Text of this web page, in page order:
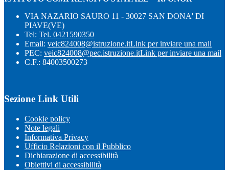
VIA NAZARIO SAURO 11 - 30027 SAN DONA' DI
PIAVE(VE)
Tel: Tel. 0421590350
Email: veic824008@istruzione.itLink per inviare una mail
PEC: veic824008@pec.istruzione.itLink per inviare una mail
C.F.: 84003500273
Sezione Link Utili
Cookie policy
Note legali
Informativa Privacy
Ufficio Relazioni con il Pubblico
Dichiarazione di accessibilità
Obiettivi di accessibilità